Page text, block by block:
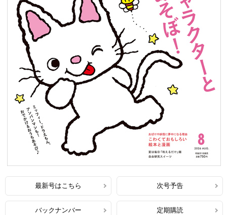
最新号はこちら 次号予告
バックナンバー 定期購読